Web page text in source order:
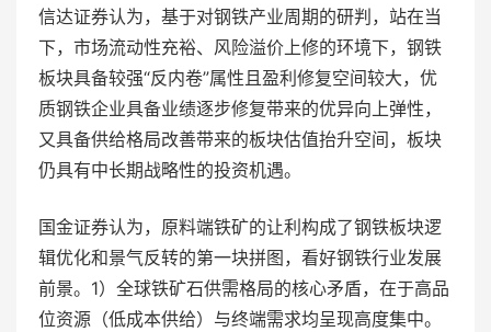
信达证券认为，基于对钢铁产业周期的研判，站在当
下，市场流动性充裕、风险溢价上修的环境下，钢铁
板块具备较强“反内卷”属性且盈利修复空间较大，优
质钢铁企业具备业绩逐步修复带来的优异向上弹性，
又具备供给格局改善带来的板块估值抬升空间，板块
仍具有中长期战略性的投资机遇。
国金证券认为，原料端铁矿的让利构成了钢铁板块逻
辑优化和景气反转的第一块拼图，看好钢铁行业发展
前景。1）全球铁矿石供需格局的核心矛盾，在于高品
位资源（低成本供给）与终端需求均呈现高度集中。